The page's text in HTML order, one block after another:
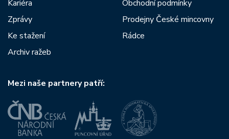
Kariéra
Zprávy
Ke stažení
Archiv ražeb
Obchodní podmínky
Prodejny České mincovny
Rádce
Mezi naše partnery patří: